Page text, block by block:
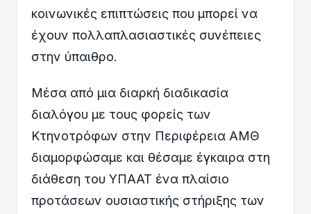
κοινωνικές επιπτώσεις που μπορεί να
έχουν πολλαπλασιαστικές συνέπειες
στην ύπαιθρο.
Μέσα από μια διαρκή διαδικασία
διαλόγου με τους φορείς των
Κτηνοτρόφων στην Περιφέρεια ΑΜΘ
διαμορφώσαμε και θέσαμε έγκαιρα στη
διάθεση του ΥΠΑΑΤ ένα πλαίσιο
προτάσεων ουσιαστικής στήριξης των